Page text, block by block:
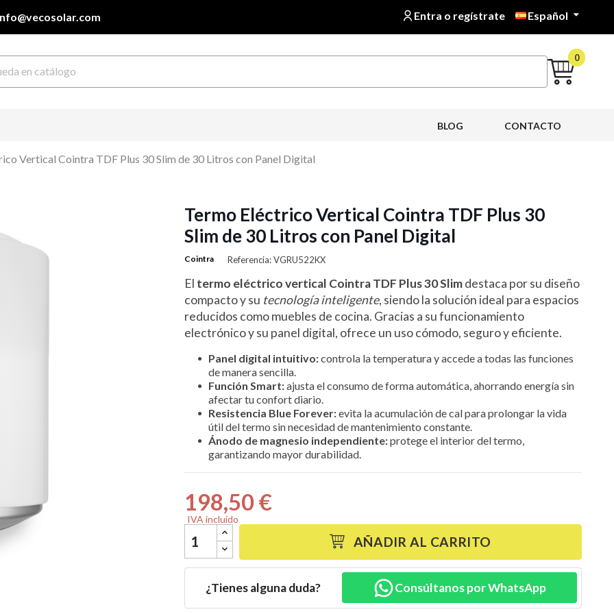
Entra o regístrate Español 
0
CONTACTO
BLOG
Vertical Cointra TDF Plus 30 Slim de 30 Litros con Panel Digital
Termo Eléctrico Vertical Cointra TDF Plus 30
Slim de 30 Litros con Panel Digital
Cointra Referencia: VGRU522KX
El termo eléctrico vertical Cointra TDF Plus 30 Slimdestaca por su diseño
compacto y su tecnología inteligente, siendo la solución ideal para espacios
reducidos como muebles de cocina. Gracias a su funcionamiento
electrónico y su panel digital, ofrece un uso cómodo, seguro y eficiente.
Panel digital intuitivo:controla la temperatura y accede a todas las funciones
de manera sencilla.
Función Smart:ajusta el consumo de forma automática, ahorrando energía sin
afectar tu confort diario.
Resistencia Blue Forever:evita la acumulación de cal para prolongar la vida
útil del termo sin necesidad de mantenimiento constante.
Ánodo de magnesio independiente:protege el interior del termo,
garantizando mayor durabilidad.
198,50 €
IVA incluido
AÑADIR AL CARRITO
¿Tienes alguna duda? Consúltanos por WhatsApp